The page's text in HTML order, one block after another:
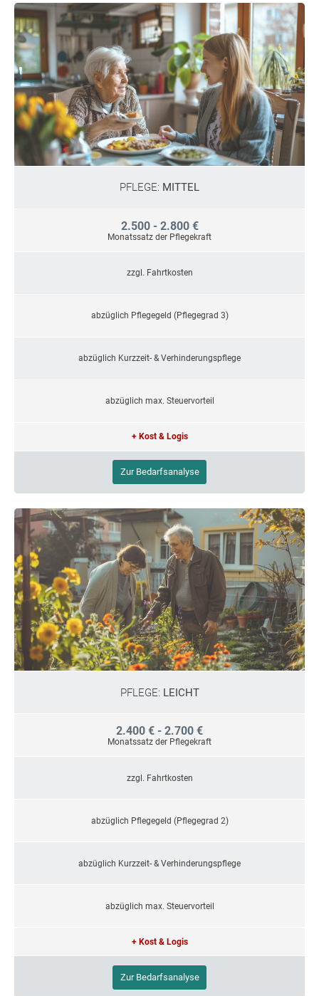
PFLEGE: MITTEL
2.500 - 2.800 €
Monatssatz der Pflegekraft
zzgl. Fahrtkosten
abzüglich Pflegegeld (Pflegegrad 3)
abzüglich Kurzzeit- & Verhinderungspflege
abzüglich max. Steuervorteil
+ Kost & Logis
Zur Bedarfsanalyse
PFLEGE: LEICHT
2.400 € - 2.700 €
Monatssatz der Pflegekraft
zzgl. Fahrtkosten
abzüglich Pflegegeld (Pflegegrad 2)
abzüglich Kurzzeit- & Verhinderungspflege
abzüglich max. Steuervorteil
+ Kost & Logis
Zur Bedarfsanalyse